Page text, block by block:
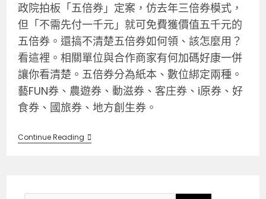
政院拍板「五倍券」定案，仿去年三倍券模式，
但「不需先付一千元」就可免費獲價值五千元的
五倍券。還搞不清楚五倍券如何領、該怎麼用？
看這裡。相關單位與合作商家有何加碼好康一併
讓你看清楚。五倍券分為紙本、數位綁定兩種。
藝FUN券、農遊券、動滋券、客庄券、i原券、好
食券、國旅券、地方創生券。
Continue Reading